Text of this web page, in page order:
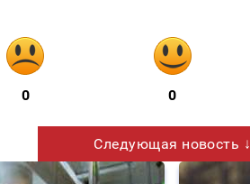
0 0
Следующая новость ↓